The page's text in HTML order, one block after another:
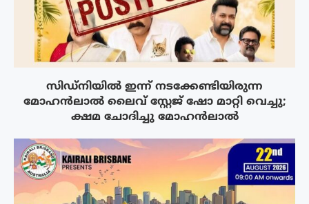
സിഡ്നിയിൽ ഇന്ന് നടക്കേണ്ടിയിരുന്ന
മോഹൻലാൽ ലൈവ് സ്റ്റേജ് ഷോ മാറ്റി വെച്ചു;
ക്ഷമ ചോദിച്ചു മോഹൻലാൽ